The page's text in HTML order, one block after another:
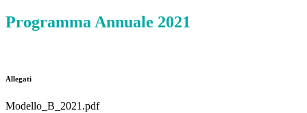
Programma Annuale 2021
Allegati
Modello_B_2021.pdf